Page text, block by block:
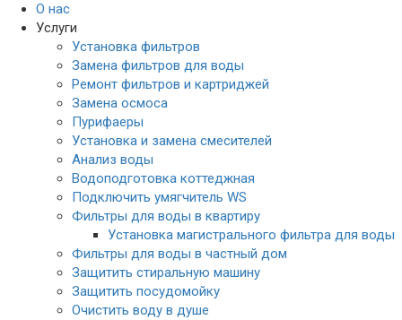
О нас
Услуги
Установка фильтров
Замена фильтров для воды
Ремонт фильтров и картриджей
Замена осмоса
Пурифаеры
Установка и замена смесителей
Анализ воды
Водоподготовка коттеджная
Подключить умягчитель WS
Фильтры для воды в квартиру
Установка магистрального фильтра для воды
Фильтры для воды в частный дом
Защитить стиральную машину
Защитить посудомойку
Очистить воду в душе